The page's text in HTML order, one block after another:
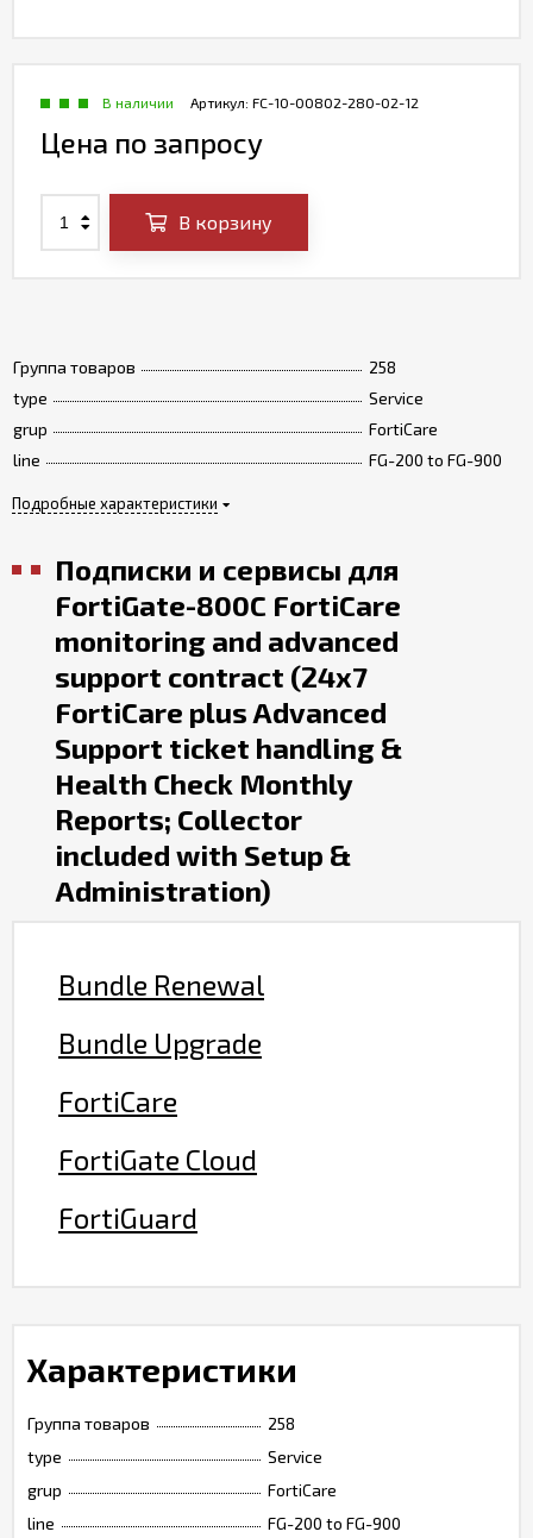
Группа товаров
258
type
Service
grup
FortiCare
line
FG-200 to FG-900
Подробные характеристики
Артикул: FC-10-00802-280-02-12
В наличии
Цена по запросу
В корзину
Подписки и сервисы для
FortiGate-800C FortiCare
monitoring and advanced
support contract (24x7
FortiCare plus Advanced
Support ticket handling &
Health Check Monthly
Reports; Collector
included with Setup &
Administration)
Bundle Renewal
Bundle Upgrade
FortiCare
FortiGate Cloud
FortiGuard
Характеристики
Группа товаров
258
type
Service
grup
FortiCare
line
FG-200 to FG-900